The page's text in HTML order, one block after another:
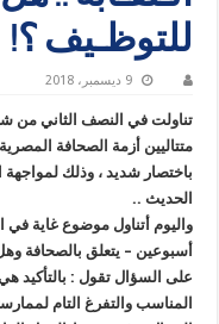
للتوظـيف ؟!
9 ديسمبر، 2018
تناولت في النصف الثاني من
متتاليين أزمة الصحافة
باختصار شديد ، وذلك لمواجهة
الحديث ..
واليوم أتناول موضوع غاية
أسبوعين – يتعلق بالصحافة
على السؤال تقول : بالتأكيد
المناسب والتفرغ التام